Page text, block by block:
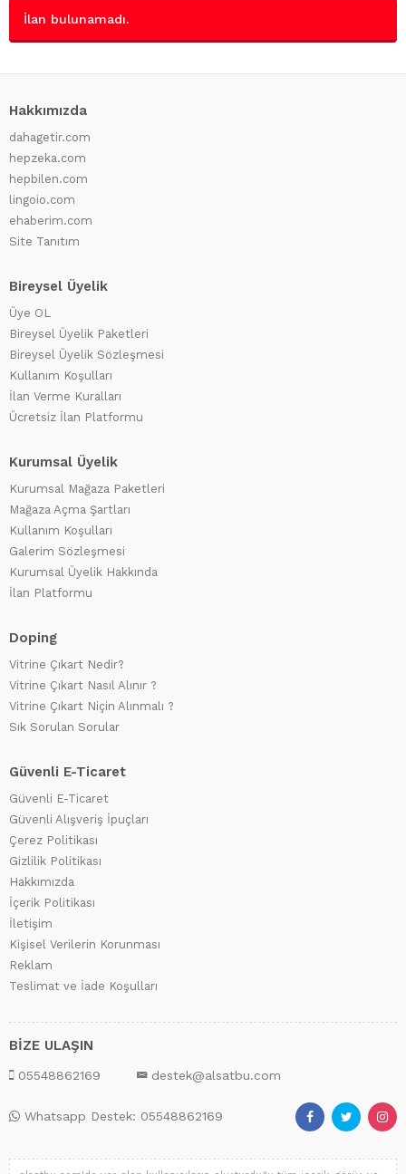
İlan bulunamadı.
Hakkımızda
dahagetir.com
hepzeka.com
hepbilen.com
lingoio.com
ehaberim.com
Site Tanıtım
Bireysel Üyelik
Üye OL
Bireysel Üyelik Paketleri
Bireysel Üyelik Sözleşmesi
Kullanım Koşulları
İlan Verme Kuralları
Ücretsiz İlan Platformu
Kurumsal Üyelik
Kurumsal Mağaza Paketleri
Mağaza Açma Şartları
Kullanım Koşulları
Galerim Sözleşmesi
Kurumsal Üyelik Hakkında
İlan Platformu
Doping
Vitrine Çıkart Nedir?
Vitrine Çıkart Nasıl Alınır ?
Vitrine Çıkart Niçin Alınmalı ?
Sık Sorulan Sorular
Güvenli E-Ticaret
Güvenli E-Ticaret
Güvenli Alışveriş İpuçları
Çerez Politikası
Gizlilik Politikası
Hakkımızda
İçerik Politikası
İletişim
Kişisel Verilerin Korunması
Reklam
Teslimat ve İade Koşulları
BİZE ULAŞIN
05548862169 destek@alsatbu.com
Whatsapp Destek: 05548862169